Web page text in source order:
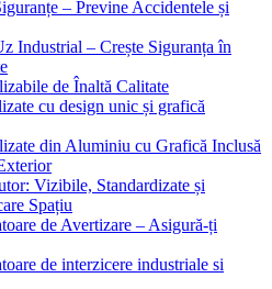
– Previne Accidentele și
Industrial – Crește Siguranța în
de Înaltă Calitate
cu design unic și grafică
din Aluminiu cu Grafică Inclusă
Vizibile, Standardizate și
Spațiu
de Avertizare – Asigură-ți
de interzicere industriale si